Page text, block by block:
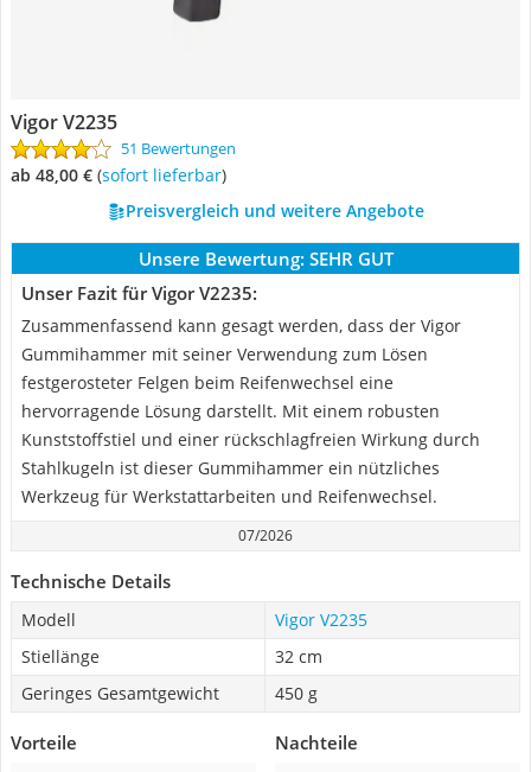
Vigor V2235
51 Bewertungen
ab 48,00 € ( Sofort lieferbar)
Preisvergleich und weitere Angebote
Unsere Bewertung: SEHR GUT
Unser Fazit für Vigor V2235:
Zusammenfassend kann gesagt werden, dass der Vigor
Gummihammer mit seiner Verwendung zum Lösen
festgerosteter Felgen beim Reifenwechsel eine
hervorragende Lösung darstellt. Mit einem robusten
Kunststoffstiel und einer rückschlagfreien Wirkung durch
Stahlkugeln ist dieser Gummihammer ein nützliches
Werkzeug für Werkstattarbeiten und Reifenwechsel.
07/2026
Technische Details
Modell
Vigor V2235
Stiellänge
32 cm
Geringes Gesamtgewicht
450 g
Vorteile Nachteile